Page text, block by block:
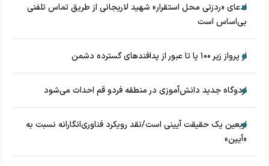
ادعای «ردزنی محل استقرار» شهید لاریجانی از طریق تماس تلفنی
بی‌اساس است
از پرواز زیر ۱۰۰ پا تا عبور از پدافند‌های گسترده دشمن
اردوگاه جدید دانش‌آموزی در منطقه فردو قم احداث می‌شود
اربعین یک حقیقت آیینی است/نقد رویکرد فناوری‌انگارانه نسبت به
«آیین»